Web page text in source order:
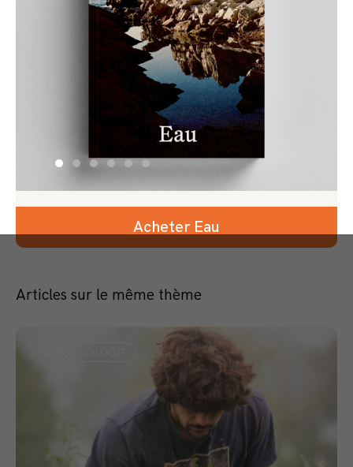
Acheter Eau
Articles sur le même thème